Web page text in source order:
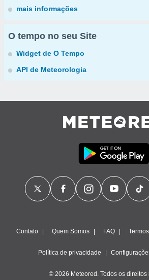
mais informações
O tempo no seu Site
Widget de O Tempo
API de Meteorologia
Contato Quem Somos FAQ
Política de privacidade
© 2026 Meteored. Todos os direitos